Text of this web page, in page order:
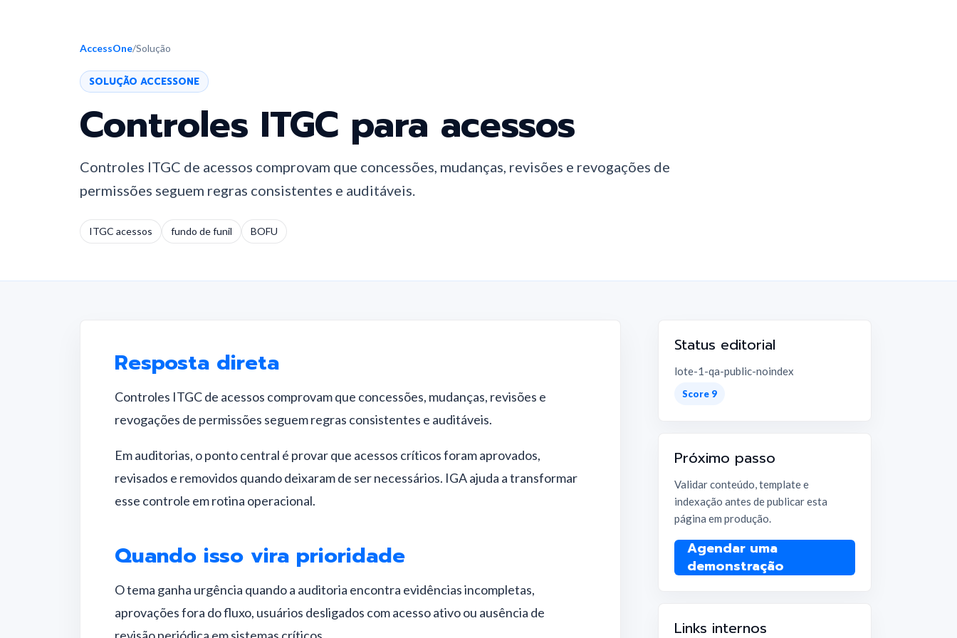
AccessOne/Solução
SOLUÇÃO ACCESSONE
Controles ITGC para acessos
Controles ITGC de acessos comprovam que concessões, mudanças, revisões e revogações de
permissões seguem regras consistentes e auditáveis.
ITGC acessos fundo de funil BOFU
Resposta direta
Controles ITGC de acessos comprovam que concessões, mudanças, revisões e
revogações de permissões seguem regras consistentes e auditáveis.
Em auditorias, o ponto central é provar que acessos críticos foram aprovados,
revisados e removidos quando deixaram de ser necessários. IGA ajuda a transformar
esse controle em rotina operacional.
Quando isso vira prioridade
O tema ganha urgência quando a auditoria encontra evidências incompletas,
aprovações fora do fluxo, usuários desligados com acesso ativo ou ausência de
Status editorial
lote-1-qa-public-noindex
Score 9
Próximo passo
Validar conteúdo, template e
indexação antes de publicar esta
página em produção.
Agendar uma
demonstração
Links internos